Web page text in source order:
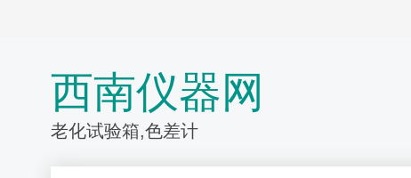
西南仪器网
老化试验箱,色差计